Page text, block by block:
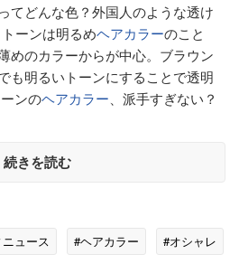
ってどんな色？外国人のような透け
ーンは明るめヘアカラーのこと
めのカラーからが中心。ブラウン
も明るいトーンにすることで透明
ンのヘアカラー 、派手すぎない？
続きを読む
ュース #ヘアカラー #オシャレ